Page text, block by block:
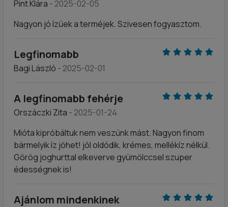
Pint Klára - 2025-02-05
Nagyon jó ízüek a terméjek. Szivesen fogyasztom.
Legfinomabb
Bagi László - 2025-02-01
A legfinomabb fehérje
Orszáczki Zita - 2025-01-24
Mióta kipróbáltuk nem veszünk mást. Nagyon finom
bármelyik íz jöhet! jól oldódik, krémes, mellékíz nélkül.
Görög joghurttal elkeverve gyümölccsel szuper
édességnek is!
Ajánlom mindenkinek